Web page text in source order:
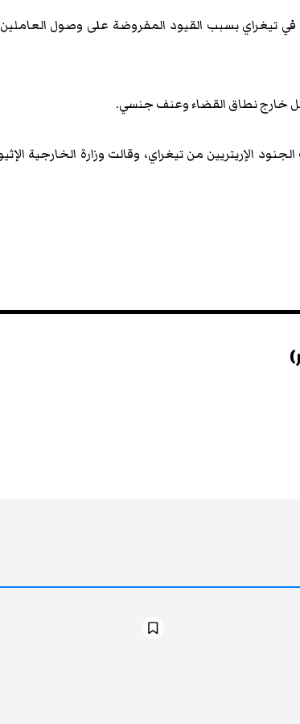
تيغراي بسبب القيود المفروضة على وصول
خارج نطاق القضاء وعنف جنسي.
الإريتريين من تيغراي، وقالت وزارة الخارجية